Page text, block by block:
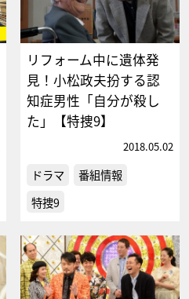
リフォーム中に遺体発
見！小松政夫扮する認
知症男性「自分が殺し
た」【特捜9】
2018.05.02
ドラマ
番組情報
特捜9